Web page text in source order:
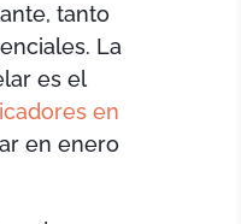
tanto
La
es el
en
en enero